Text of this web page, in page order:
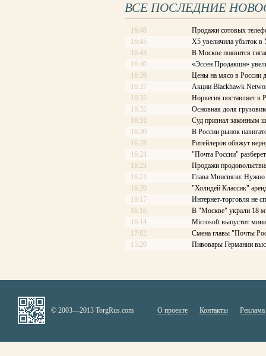
ВСЕ ПОСЛЕДНИЕ
16:48
Продажи сотовых
16:45
X5 увеличила убыток в
16:43
В Москве появится
16:40
«Эссен Продакшн»
16:39
Цены на мясо в России
16:37
Акции Blackhawk
16:35
Норвегия поставляет
16:32
Основная доля
16:31
Суд признал законным
16:30
В России рынок
16:28
Ритейлеров обяжут
16:24
"Почта России"
16:23
Продажи
16:21
Глава Минсвязи: Нужно
16:20
"Холидей Классик"
16:17
Интернет-торговля не
16:16
В "Москве" украли 18
16:14
Microsoft выпустит
17:02
Смена главы "Почты
15:20
Пивовары Германии
© 2003—2013 TorgRus.com О проекте Контакты Реклама